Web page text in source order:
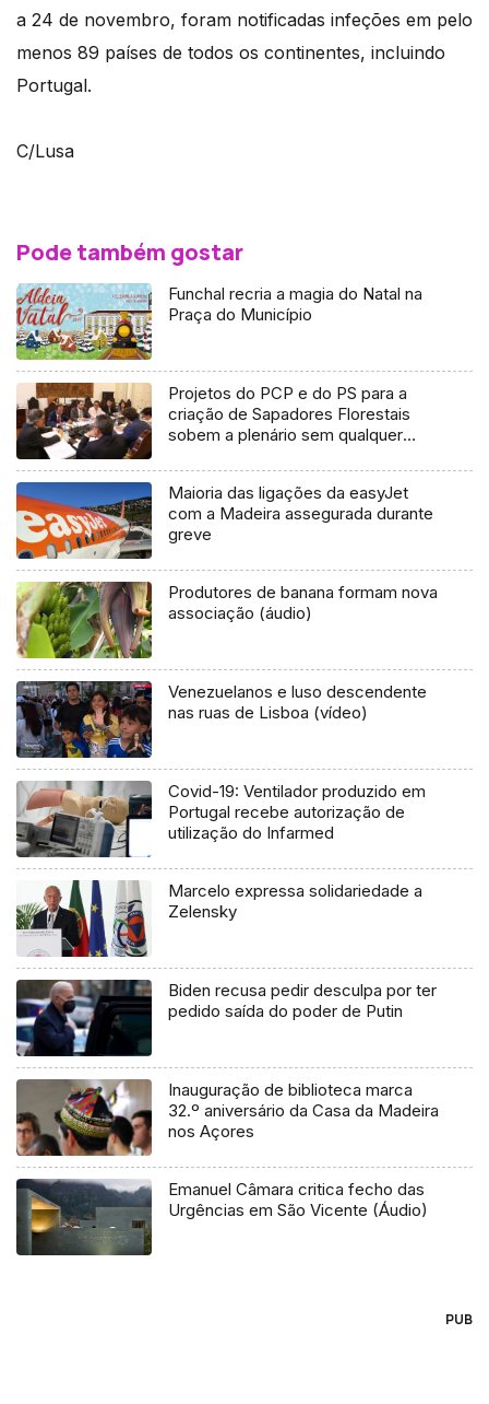
a 24 de novembro, foram notificadas infeções em pelo
menos 89 países de todos os continentes, incluindo
Portugal.
C/Lusa
Pode também gostar
Funchal recria a magia do Natal na
Praça do Município
Projetos do PCP e do PS para a
criação de Sapadores Florestais
sobem a plenário sem qualquer
Maioria das ligações da easyJet
com a Madeira assegurada durante
greve
Produtores de banana formam nova
associação (áudio)
Venezuelanos e luso descendente
nas ruas de Lisboa (vídeo)
Covid-19: Ventilador produzido em
Portugal recebe autorização de
utilização do Infarmed
Marcelo expressa solidariedade a
Zelensky
Biden recusa pedir desculpa por ter
pedido saída do poder de Putin
Inauguração de biblioteca marca
32.º aniversário da Casa da Madeira
nos Açores
Emanuel Câmara critica fecho das
Urgências em São Vicente (Áudio)
PUB